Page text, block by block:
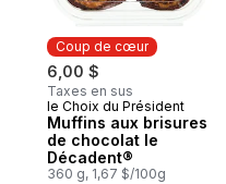
Coup de cœur
6,00 $
Taxes en sus
Coup de cœur
le Choix du Président
Muffins aux brisures
de chocolat le
Décadent®
360 g, 1,67 $/100g